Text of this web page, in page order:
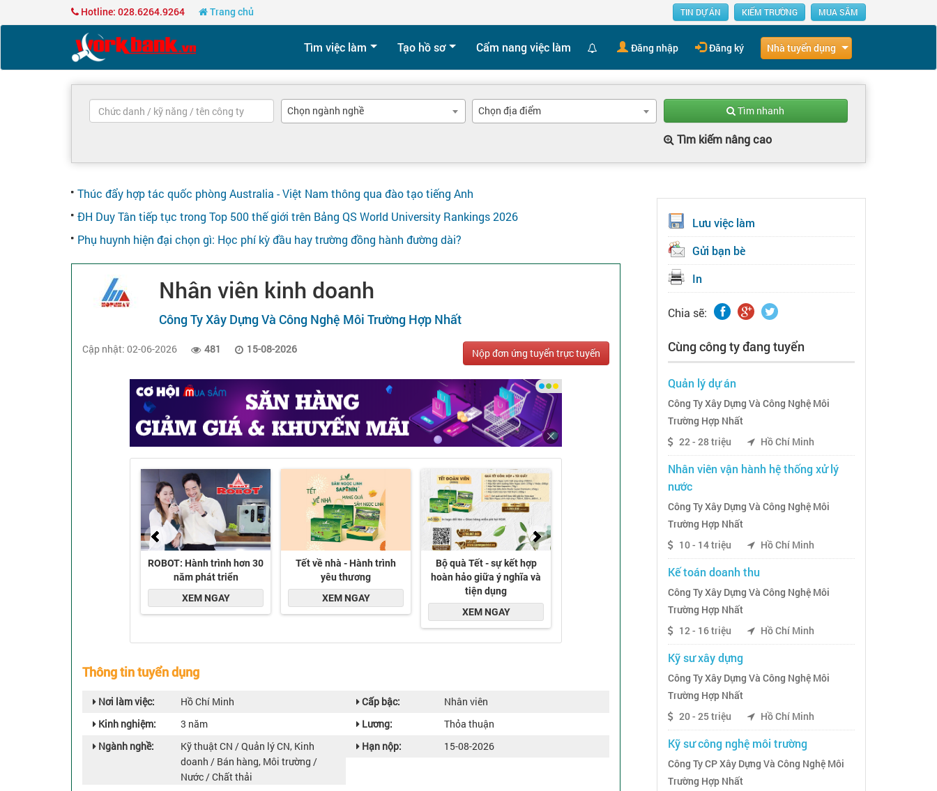
Hotline: 028.6264.9264 Trang chủ TIN DỰ ÁN KIẾM TRƯỜNG MUA SẮM
Tìm việc làm Tạo hồ sơ Cẩm nang việc làm Đăng nhập Đăng ký Nhà tuyển dụng
Chọn ngành nghề Chọn địa điểm Tìm nhanh
Tìm kiếm nâng cao
Thúc đẩy hợp tác quốc phòng Australia - Việt Nam thông qua đào tạo tiếng Anh
ĐH Duy Tân tiếp tục trong Top 500 thế giới trên Bảng QS World University Rankings 2026
Phụ huynh hiện đại chọn gì: Học phí kỳ đầu hay trường đồng hành đường dài?
Nhân viên kinh doanh
Công Ty Xây Dựng Và Công Nghệ Môi Trường Hợp Nhất
Cập nhật: 02-06-2026 481 15-08-2026 Nộp đơn ứng tuyển trực tuyến
Thông tin tuyển dụng
Nơi làm việc:
Hồ Chí Minh
Kinh nghiệm:
3 năm
Ngành nghề:
Kỹ thuật CN / Quản lý CN, Kinh
doanh / Bán hàng, Môi trường /
Nước / Chất thải
Cấp bậc:
Nhân viên
Lương:
Thỏa thuận
Hạn nộp:
15-08-2026
Lưu việc làm
Gửi bạn bè
In
Chia sẽ:
Cùng công ty đang tuyển
Quản lý dự án
Công Ty Xây Dựng Và Công Nghệ Môi
Trường Hợp Nhất
22 - 28 triệu
Hồ Chí Minh
Nhân viên vận hành hệ thống xử lý
nước
Công Ty Xây Dựng Và Công Nghệ Môi
Trường Hợp Nhất
10 - 14 triệu
Hồ Chí Minh
Kế toán doanh thu
Công Ty Xây Dựng Và Công Nghệ Môi
Trường Hợp Nhất
12 - 16 triệu
Hồ Chí Minh
Kỹ sư xây dựng
Công Ty Xây Dựng Và Công Nghệ Môi
Trường Hợp Nhất
20 - 25 triệu
Hồ Chí Minh
Kỹ sư công nghệ môi trường
Công Ty CP Xây Dựng Và Công Nghệ Môi
Trường Hợp Nhất